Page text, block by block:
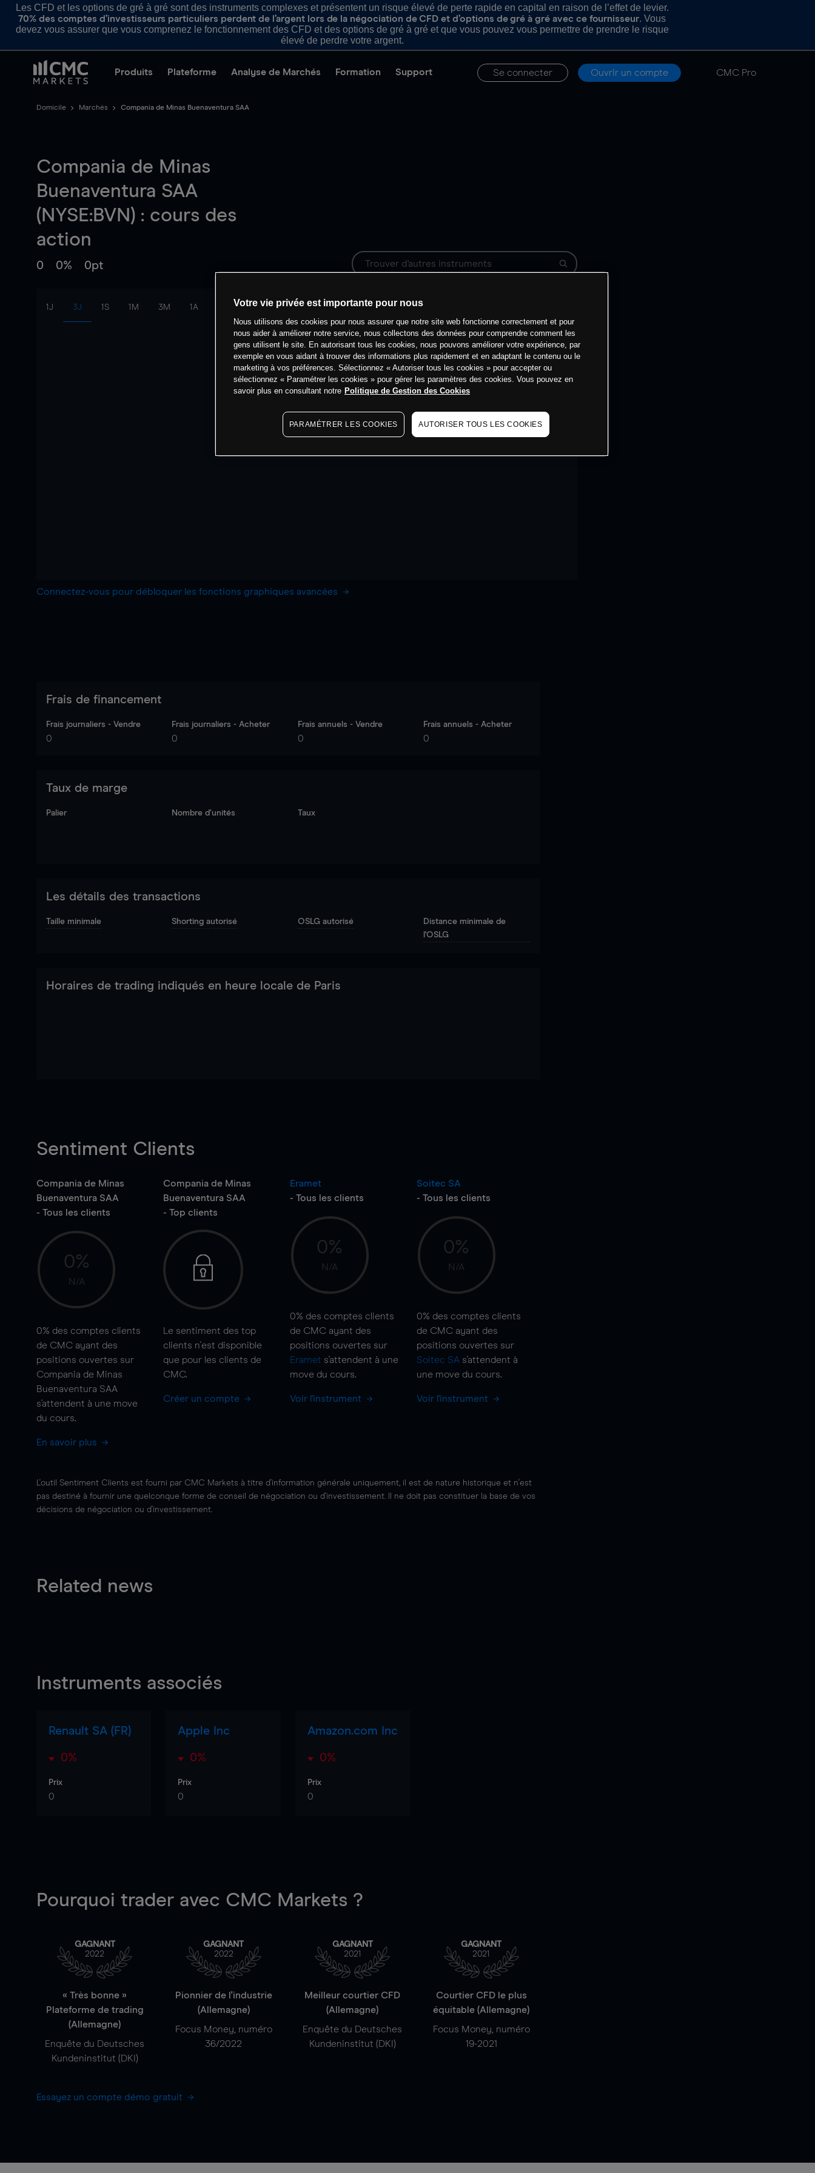
Les CFD et les options de gré à gré sont des instruments complexes et présentent un risque élevé de perte rapide en capital en raison de l’effet de levier.
70% des comptes d’investisseurs particuliers perdent de l’argent lors de la négociation de CFD et d’options de gré à gré avec ce fournisseur. Vous
devez vous assurer que vous comprenez le fonctionnement des CFD et des options de gré à gré et que vous pouvez vous permettre de prendre le risque
élevé de perdre votre argent.
Produits Plateforme Analyse de Marchés Formation Support Se connecter Ouvrir un compte CMC Pro
Domicile Marchés Compania de Minas Buenaventura SAA
Compania de Minas
Buenaventura SAA
(NYSE:BVN) : cours des
action
0 0% 0pt
1J 3J 1S 1M 3M 1A intervalle:10 min
Connectez-vous pour débloquer les fonctions graphiques avancées
Frais de financement
Frais journaliers - Vendre
0
Frais journaliers - Acheter
0
Frais annuels - Vendre
0
Frais annuels - Acheter
0
Taux de marge
Palier Nombre d’unités Taux
Les détails des transactions
Taille minimale Shorting autorisé OSLG autorisé
Distance minimale de
l'OSLG
Horaires de trading indiqués en heure locale de Paris
Sentiment Clients
Compania de Minas
Buenaventura SAA
- Tous les clients
0%
N/A
0% des comptes clients
de CMC ayant des
positions ouvertes sur
Compania de Minas
Buenaventura SAA
s'attendent à une move
du cours.
En savoir plus
Compania de Minas
Buenaventura SAA
- Top clients
Le sentiment des top
clients n'est disponible
que pour les clients de
CMC.
Créer un compte
Eramet
- Tous les clients
0%
N/A
0% des comptes clients
de CMC ayant des
positions ouvertes sur
Eramet s'attendent à une
move du cours.
Voir l'instrument
Soitec SA
- Tous les clients
0%
N/A
0% des comptes clients
de CMC ayant des
positions ouvertes sur
Soitec SA s'attendent à
une move du cours.
Voir l'instrument
L'outil Sentiment Clients est fourni par CMC Markets à titre d'information générale uniquement, il est de nature historique et n'est
pas destiné à fournir une quelconque forme de conseil de négociation ou d'investissement. Il ne doit pas constituer la base de vos
décisions de négociation ou d'investissement.
Related news
Instruments associés
Renault SA (FR)
0%
Prix
0
Apple Inc
0%
Prix
0
Amazon.com Inc
0%
Prix
0
Pourquoi trader avec CMC Markets ?
GAGNANT
2022
« Très bonne »
Plateforme de trading
(Allemagne)
Enquête du Deutsches
Kundeninstitut (DKI)
GAGNANT
2022
Pionnier de l'industrie
(Allemagne)
Focus Money, numéro
36/2022
GAGNANT
2021
Meilleur courtier CFD
(Allemagne)
Enquête du Deutsches
Kundeninstitut (DKI)
GAGNANT
2021
Courtier CFD le plus
équitable (Allemagne)
Focus Money, numéro
19-2021
Essayez un compte démo gratuit
Votre vie privée est importante pour nous
Nous utilisons des cookies pour nous assurer que notre site web fonctionne correctement et pour
nous aider à améliorer notre service, nous collectons des données pour comprendre comment les
gens utilisent le site. En autorisant tous les cookies, nous pouvons améliorer votre expérience, par
exemple en vous aidant à trouver des informations plus rapidement et en adaptant le contenu ou le
marketing à vos préférences. Sélectionnez « Autoriser tous les cookies » pour accepter ou
sélectionnez « Paramétrer les cookies » pour gérer les paramètres des cookies. Vous pouvez en
savoir plus en consultant notre Politique de Gestion des Cookies
PARAMÉTRER LES COOKIES AUTORISER TOUS LES COOKIES